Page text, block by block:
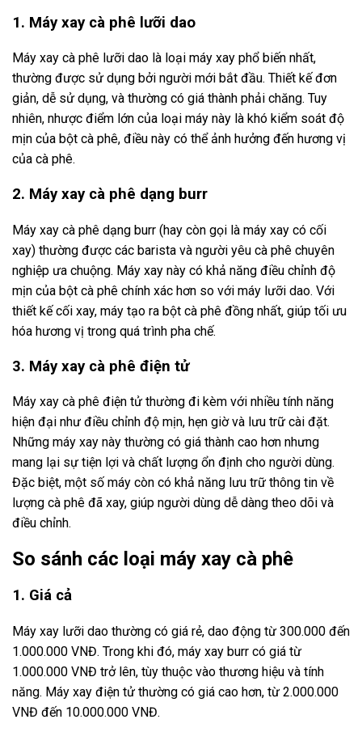
1. Máy xay cà phê lưỡi dao
Máy xay cà phê lưỡi dao là loại máy xay phổ biến nhất,
thường được sử dụng bởi người mới bắt đầu. Thiết kế đơn
giản, dễ sử dụng, và thường có giá thành phải chăng. Tuy
nhiên, nhược điểm lớn của loại máy này là khó kiểm soát độ
mịn của bột cà phê, điều này có thể ảnh hưởng đến hương vị
của cà phê.
2. Máy xay cà phê dạng burr
Máy xay cà phê dạng burr (hay còn gọi là máy xay có cối
xay) thường được các barista và người yêu cà phê chuyên
nghiệp ưa chuộng. Máy xay này có khả năng điều chỉnh độ
mịn của bột cà phê chính xác hơn so với máy lưỡi dao. Với
thiết kế cối xay, máy tạo ra bột cà phê đồng nhất, giúp tối ưu
hóa hương vị trong quá trình pha chế.
3. Máy xay cà phê điện tử
Máy xay cà phê điện tử thường đi kèm với nhiều tính năng
hiện đại như điều chỉnh độ mịn, hẹn giờ và lưu trữ cài đặt.
Những máy xay này thường có giá thành cao hơn nhưng
mang lại sự tiện lợi và chất lượng ổn định cho người dùng.
Đặc biệt, một số máy còn có khả năng lưu trữ thông tin về
lượng cà phê đã xay, giúp người dùng dễ dàng theo dõi và
điều chỉnh.
So sánh các loại máy xay cà phê
1. Giá cả
Máy xay lưỡi dao thường có giá rẻ, dao động từ 300.000 đến
1.000.000 VNĐ. Trong khi đó, máy xay burr có giá từ
1.000.000 VNĐ trở lên, tùy thuộc vào thương hiệu và tính
năng. Máy xay điện tử thường có giá cao hơn, từ 2.000.000
VNĐ đến 10.000.000 VNĐ.